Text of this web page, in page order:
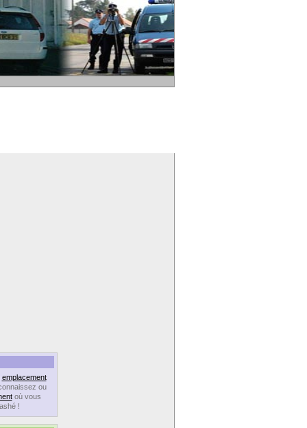
emplacement
ou
où vous
!